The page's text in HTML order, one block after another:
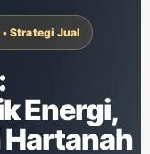
Strategi Jual
Energi,
Hartanah